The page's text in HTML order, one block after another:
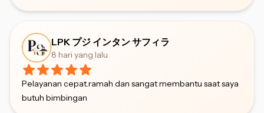
LPK プジ インタン サフィラ
8 hari yang lalu
Pelayanan cepat.ramah dan sangat membantu saat saya
butuh bimbingan